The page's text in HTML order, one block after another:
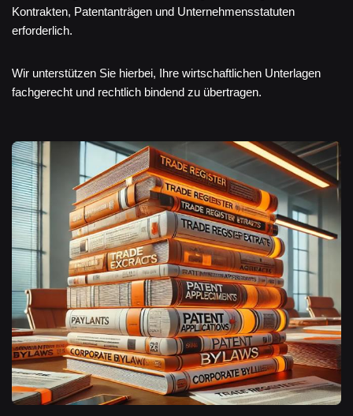
Kontrakten, Patentanträgen und Unternehmensstatuten
erforderlich.
Wir unterstützen Sie hierbei, Ihre wirtschaftlichen Unterlagen
fachgerecht und rechtlich bindend zu übertragen.